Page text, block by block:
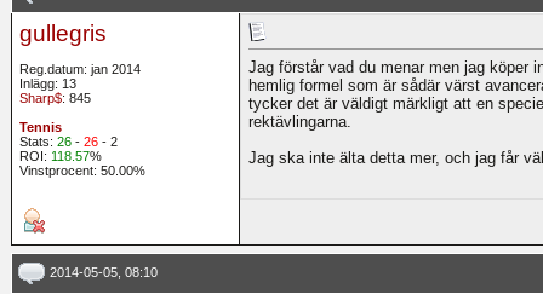
gullegris
Reg.datum: jan 2014
Inlägg: 13
Sharp$: 845
Tennis
Stats: 26 - 26 - 2
ROI: 118.57%
Vinstprocent: 50.00%
Jag förstår vad du menar men jag köper
hemlig formel som är sådär värst
tycker det är väldigt märkligt att en
rektävlingarna.
Jag ska inte älta detta mer, och jag får
2014-05-05, 08:10